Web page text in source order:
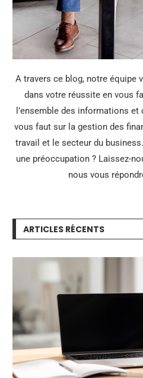
A travers ce blog, notre équipe
dans votre réussite en vous
l’ensemble des informations et
vous faut sur la gestion des
travail et le secteur du
une préoccupation ? Laissez-
nous vous
ARTICLES RÉCENTS